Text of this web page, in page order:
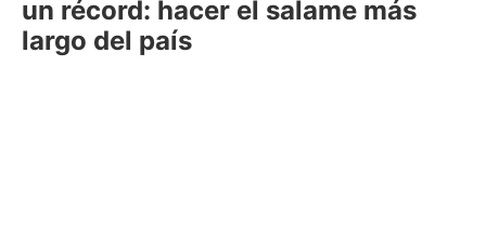
un récord: hacer el salame más
largo del país